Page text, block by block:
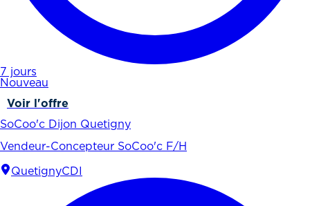
7 jours
Nouveau
Voir l'offre
SoCoo'c Dijon Quetigny
Vendeur-Concepteur SoCoo'c F/H
QuetignyCDI